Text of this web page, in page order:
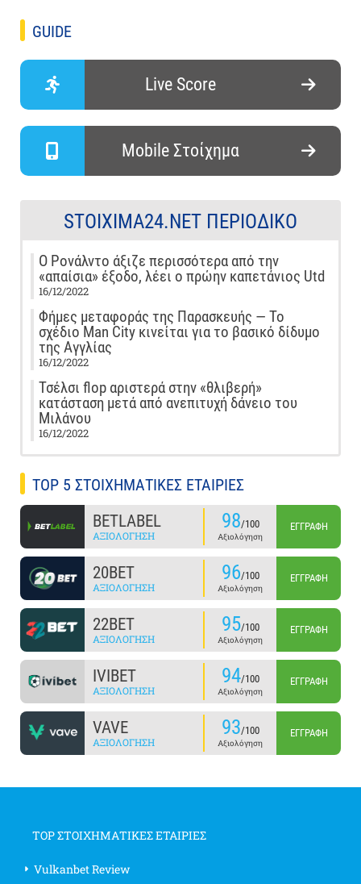
GUIDE
Live Score
Mobile Στοίχημα
STOIXIMA24.NET ΠΕΡΙΟΔΙΚΌ
Ο Ρονάλντο άξιζε περισσότερα από την
«απαίσια» έξοδο, λέει ο πρώην καπετάνιος Utd
16/12/2022
Φήμες μεταφοράς της Παρασκευής — Το
σχέδιο Man City κινείται για το βασικό δίδυμο
της Αγγλίας
16/12/2022
Τσέλσι flop αριστερά στην «θλιβερή»
κατάσταση μετά από ανεπιτυχή δάνειο του
Μιλάνου
16/12/2022
TOP 5 ΣΤΟΙΧΗΜΑΤΙΚΕΣ ΕΤΑΙΡΙΕΣ
BETLABEL
ΑΞΙΟΛΌΓΗΣΗ
98/100
Αξιολόγηση
ΕΓΓΡΑΦΉ
20BET
ΑΞΙΟΛΌΓΗΣΗ
96/100
Αξιολόγηση
ΕΓΓΡΑΦΉ
22BET
ΑΞΙΟΛΌΓΗΣΗ
95/100
Αξιολόγηση
ΕΓΓΡΑΦΉ
IVIBET
ΑΞΙΟΛΌΓΗΣΗ
94/100
Αξιολόγηση
ΕΓΓΡΑΦΉ
VAVE
ΑΞΙΟΛΌΓΗΣΗ
93/100
Αξιολόγηση
ΕΓΓΡΑΦΉ
TOP ΣΤΟΙΧΗΜΑΤΙΚΕΣ ΕΤΑΙΡΙΕΣ
Vulkanbet Review